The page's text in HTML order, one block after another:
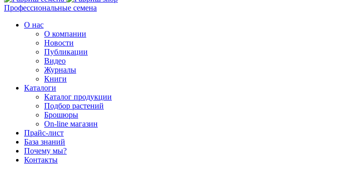
Профессиональные семена
О нас
О компании
Новости
Публикации
Видео
Журналы
Книги
Каталоги
Каталог продукции
Подбор растений
Брошюры
On-line магазин
Прайс-лист
База знаний
Почему мы?
Контакты